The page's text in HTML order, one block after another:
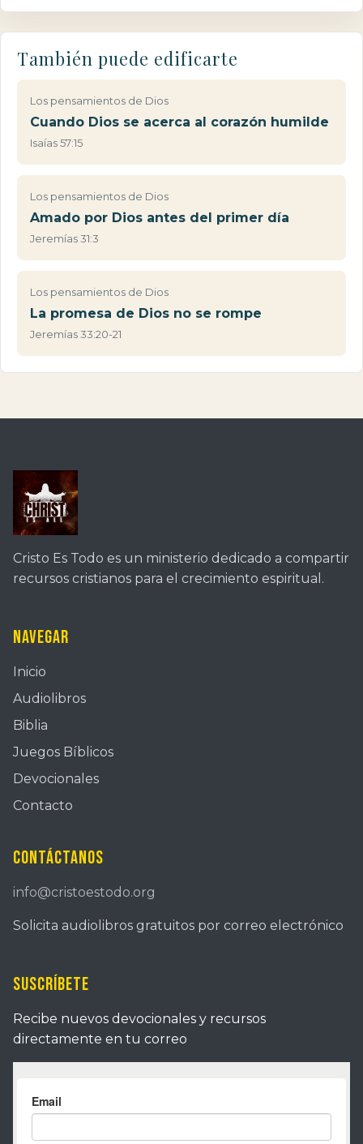
También puede edificarte
Los pensamientos de Dios
Cuando Dios se acerca al corazón humilde
Isaías 57:15
Los pensamientos de Dios
Amado por Dios antes del primer día
Jeremías 31:3
Los pensamientos de Dios
La promesa de Dios no se rompe
Jeremías 33:20-21
Cristo Es Todo es un ministerio dedicado a compartir
recursos cristianos para el crecimiento espiritual.
Navegar
Inicio
Audiolibros
Biblia
Juegos Bíblicos
Devocionales
Contacto
Contáctanos
info@cristoestodo.org
Solicita audiolibros gratuitos por correo electrónico
Suscríbete
Recibe nuevos devocionales y recursos
directamente en tu correo